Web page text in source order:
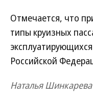
Отмечается, что
типы круизных
Российской
Наталья Шинкарева